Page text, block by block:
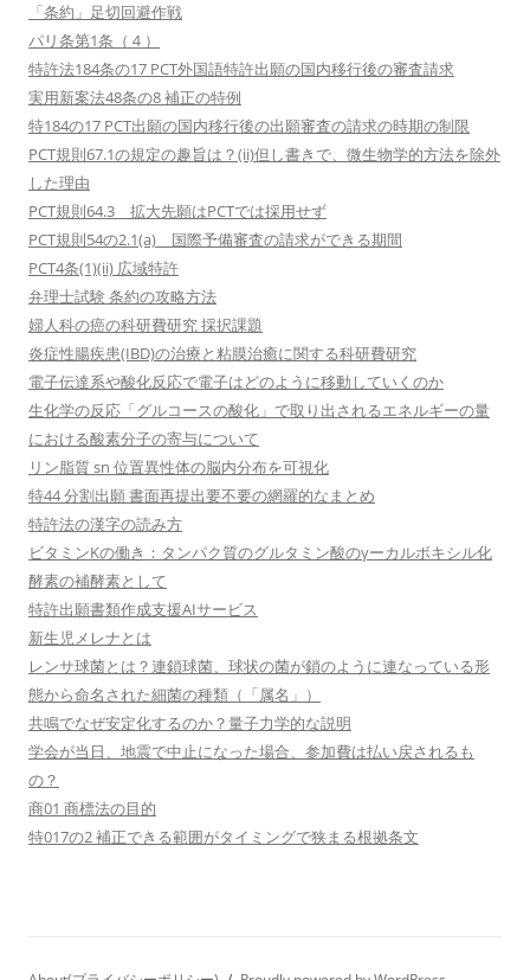
「条約」足切回避作戦
パリ条第1条（４）
特許法184条の17 PCT外国語特許出願の国内移行後の審査請求
実用新案法48条の8 補正の特例
特184の17 PCT出願の国内移行後の出願審査の請求の時期の制限
PCT規則67.1の規定の趣旨は？(ii)但し書きで、微生物学的方法を除外
した理由
PCT規則64.3 拡大先願はPCTでは採用せず
PCT規則54の2.1(a) 国際予備審査の請求ができる期間
PCT4条(1)(ii) 広域特許
弁理士試験 条約の攻略方法
婦人科の癌の科研費研究 採択課題
炎症性腸疾患(IBD)の治療と粘膜治癒に関する科研費研究
電子伝達系や酸化反応で電子はどのように移動していくのか
生化学の反応「グルコースの酸化」で取り出されるエネルギーの量
における酸素分子の寄与について
リン脂質 sn 位置異性体の脳内分布を可視化
特44 分割出願 書面再提出要不要の網羅的なまとめ
特許法の漢字の読み方
ビタミンKの働き：タンパク質のグルタミン酸のγーカルボキシル化
酵素の補酵素として
特許出願書類作成支援AIサービス
新生児メレナとは
レンサ球菌とは？連鎖球菌、球状の菌が鎖のように連なっている形
態から命名された細菌の種類（「属名」）
共鳴でなぜ安定化するのか？量子力学的な説明
学会が当日、地震で中止になった場合、参加費は払い戻されるも
の？
商01 商標法の目的
特017の2 補正できる範囲がタイミングで狭まる根拠条文